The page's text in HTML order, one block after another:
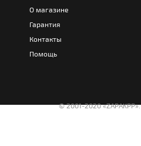
О магазине
Гарантия
Контакты
Помощь
© 2001-2020 «ZAPAKPP».